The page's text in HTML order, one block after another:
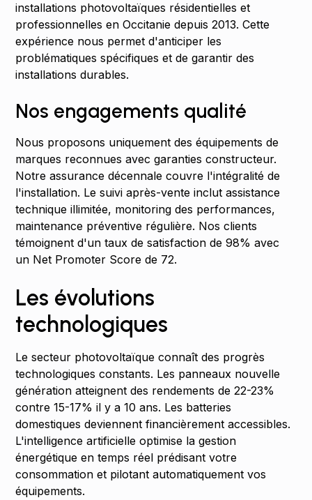
installations photovoltaïques résidentielles et
professionnelles en Occitanie depuis 2013. Cette
expérience nous permet d'anticiper les
problématiques spécifiques et de garantir des
installations durables.
Nos engagements qualité
Nous proposons uniquement des équipements de
marques reconnues avec garanties constructeur.
Notre assurance décennale couvre l'intégralité de
l'installation. Le suivi après-vente inclut assistance
technique illimitée, monitoring des performances,
maintenance préventive régulière. Nos clients
témoignent d'un taux de satisfaction de 98% avec
un Net Promoter Score de 72.
Les évolutions
technologiques
Le secteur photovoltaïque connaît des progrès
technologiques constants. Les panneaux nouvelle
génération atteignent des rendements de 22-23%
contre 15-17% il y a 10 ans. Les batteries
domestiques deviennent financièrement accessibles.
L'intelligence artificielle optimise la gestion
énergétique en temps réel prédisant votre
consommation et pilotant automatiquement vos
équipements.